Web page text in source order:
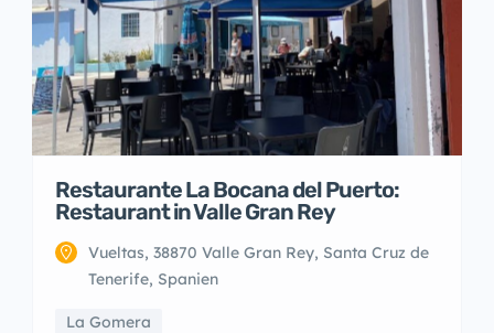
Restaurante La Bocana del Puerto:
Restaurant in Valle Gran Rey
Vueltas, 38870 Valle Gran Rey, Santa Cruz de
Tenerife, Spanien
La Gomera